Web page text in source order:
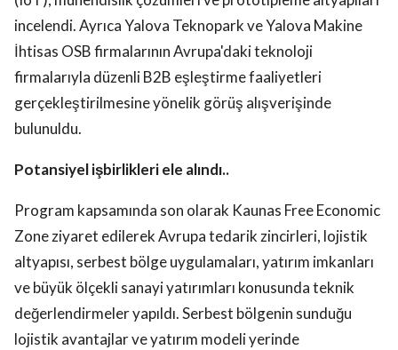
incelendi. Ayrıca Yalova Teknopark ve Yalova Makine
İhtisas OSB firmalarının Avrupa'daki teknoloji
firmalarıyla düzenli B2B eşleştirme faaliyetleri
gerçekleştirilmesine yönelik görüş alışverişinde
bulunuldu.
Potansiyel işbirlikleri ele alındı..
Program kapsamında son olarak Kaunas Free Economic
Zone ziyaret edilerek Avrupa tedarik zincirleri, lojistik
altyapısı, serbest bölge uygulamaları, yatırım imkanları
ve büyük ölçekli sanayi yatırımları konusunda teknik
değerlendirmeler yapıldı. Serbest bölgenin sunduğu
lojistik avantajlar ve yatırım modeli yerinde